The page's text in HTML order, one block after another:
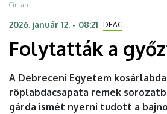
DEBRECENI
EGYETEM
Morzsa
Címlap
2026. január 12. - 08:21 DEAC
Folytatták a
A Debreceni Egyetem
röplabdacsapata remek
gárda ismét nyerni tudott a